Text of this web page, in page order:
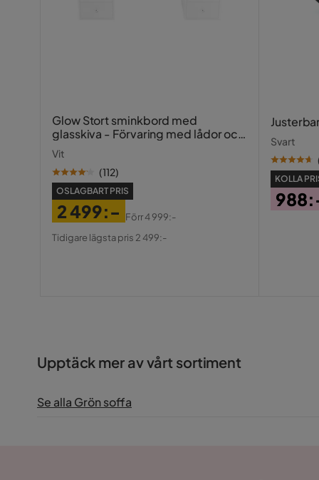
Glow Stort sminkbord med
glasskiva - Förvaring med lådor och
Vit
(112)
OSLAGBART PRIS
Pris
2 499:-
Original
Förr4 999:-
Tidigare lägsta pris 2 499:-
Svart
KOLLA
Upptäck mer av vårt sortiment
Se alla Grön soffa